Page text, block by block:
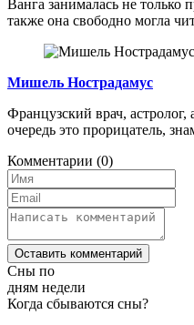
Ванга занималась не только
также она свободно могла
Мишель Нострадамус
Французский врач,
очередь это прорицатель,
Комментарии (0)
Оставить комментарий
Сны по
дням недели
Когда сбываются сны?